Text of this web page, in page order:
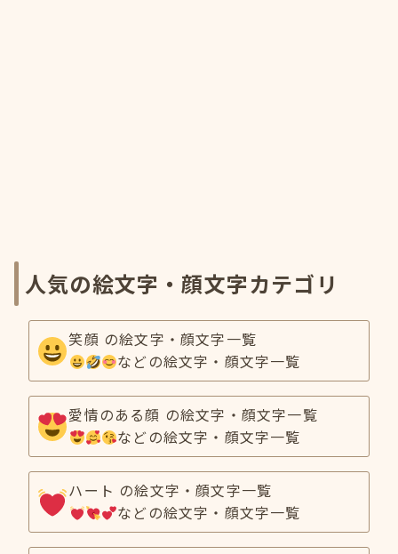
人気の絵文字・顔文字カテゴリ
笑顔 の絵文字・顔文字一覧
などの絵文字・顔文字一覧
愛情のある顔 の絵文字・顔文字一覧
などの絵文字・顔文字一覧
ハート の絵文字・顔文字一覧
などの絵文字・顔文字一覧